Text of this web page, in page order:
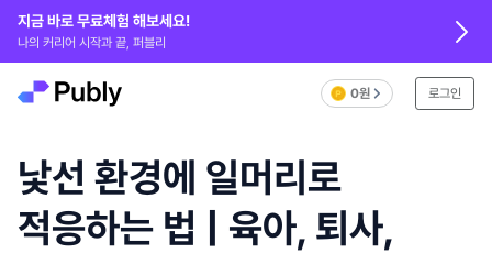
지금 바로 무료체험 해보세요!
나의 커리어 시작과 끝, 퍼블리
0원 로그인
낯선 환경에 일머리로
적응하는 법 | 육아, 퇴사,